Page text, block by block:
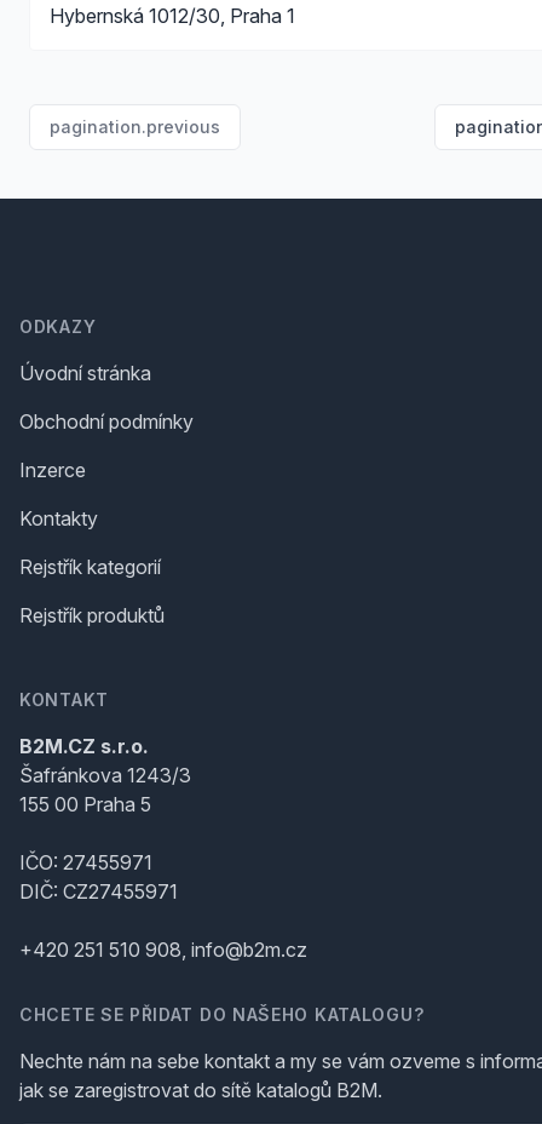
Hybernská 1012/30, Praha 1
pagination.previous
ODKAZY
Úvodní stránka
Obchodní podmínky
Inzerce
Kontakty
Rejstřík kategorií
Rejstřík produktů
KONTAKT
B2M.CZ s.r.o.
Šafránkova 1243/3
155 00 Praha 5
IČO: 27455971
DIČ: CZ27455971
+420 251 510 908, info@b2m.cz
CHCETE SE PŘIDAT DO NAŠEHO KATALOGU?
Nechte nám na sebe kontakt a my se vám ozveme s
jak se zaregistrovat do sítě katalogů B2M.